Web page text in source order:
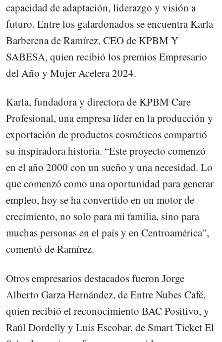
capacidad de adaptación, liderazgo y visión a
futuro. Entre los galardonados se encuentra Karla
Barberena de Ramírez, CEO de KPBM Y
SABESA, quien recibió los premios Empresario
del Año y Mujer Acelera 2024.
Karla, fundadora y directora de KPBM Care
Profesional, una empresa líder en la producción y
exportación de productos cosméticos compartió
su inspiradora historia. “Este proyecto comenzó
en el año 2000 con un sueño y una necesidad. Lo
que comenzó como una oportunidad para generar
empleo, hoy se ha convertido en un motor de
crecimiento, no solo para mi familia, sino para
muchas personas en el país y en Centroamérica”,
comentó de Ramírez.
Otros empresarios destacados fueron Jorge
Alberto Garza Hernández, de Entre Nubes Café,
quien recibió el reconocimiento BAC Positivo, y
Raúl Dordelly y Luis Escobar, de Smart Ticket El